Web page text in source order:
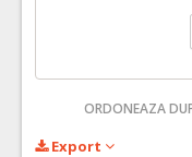
ORDONEAZA
Export